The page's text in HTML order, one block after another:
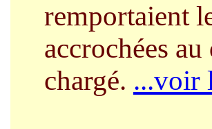
remportaient
accrochées
chargé. ...voir